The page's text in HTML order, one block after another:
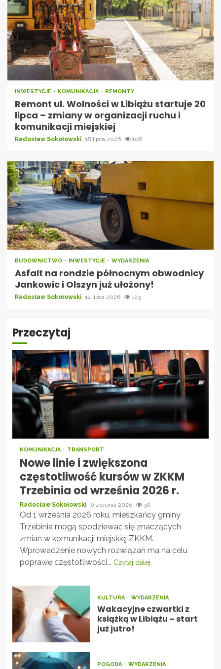
INWESTYCJE KOMUNIKACJA REMONTY
Remont ul. Wolności w Libiążu startuje 20
lipca – zmiany w organizacji ruchu i
komunikacji miejskiej
Radosław Sokołowski 18 lipca 2026 108
BUDOWNICTWO INWESTYCJE WYDARZENIA
Asfalt na rondzie północnym obwodnicy
Jankowic i Olszyn już ułożony!
Radosław Sokołowski 14 lipca 2026 123
Przeczytaj
KOMUNIKACJA TRANSPORT
Nowe linie i zwiększona
częstotliwość kursów w ZKKM
Trzebinia od września 2026 r.
Radosław Sokołowski 6 sierpnia 2026 30
Od 1 września 2026 roku, mieszkańcy gminy
Trzebinia mogą spodziewać się znaczących
zmian w komunikacji miejskiej ZKKM.
Wprowadzenie nowych rozwiązań ma na celu
poprawę częstotliwości... Czytaj dalej
KULTURA WYDARZENIA
Wakacyjne czwartki z
książką w Libiążu – start
już jutro!
POGODA WYDARZENIA